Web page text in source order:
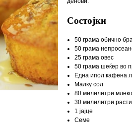
Состојки
50 грама обично
50 грама
25 грама овес
50 грама шеќер во
Една ипол кафена
Малку сол
80 милилитри млеко
30 милилитри
1 јајце
Семе